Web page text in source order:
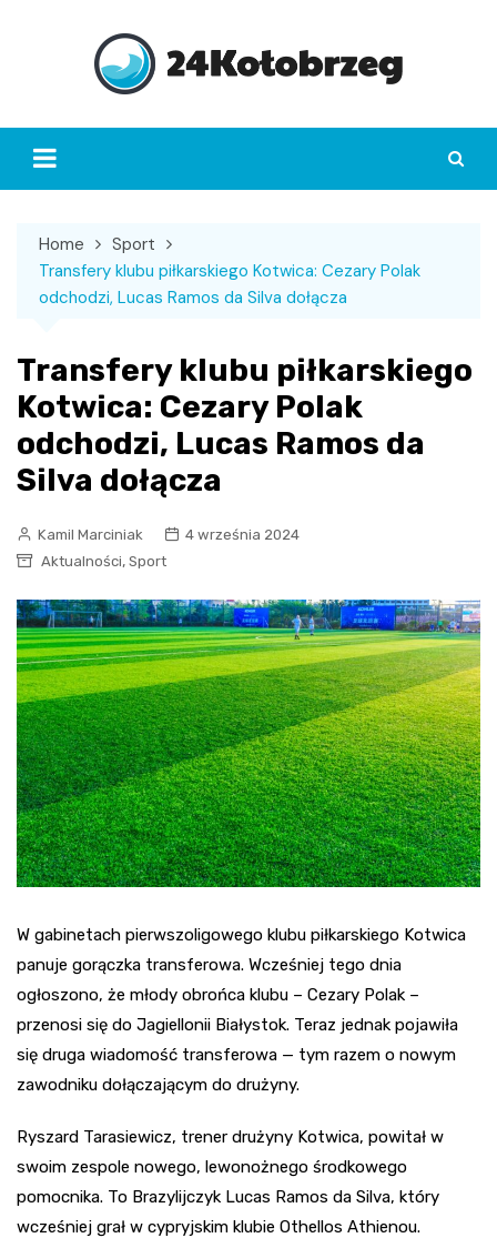
Home
Sport
Transfery klubu piłkarskiego Kotwica: Cezary Polak
odchodzi, Lucas Ramos da Silva dołącza
Transfery klubu piłkarskiego
Kotwica: Cezary Polak
odchodzi, Lucas Ramos da
Silva dołącza
Kamil Marciniak
4 września 2024
Aktualności, Sport
W gabinetach pierwszoligowego klubu piłkarskiego Kotwica
panuje gorączka transferowa. Wcześniej tego dnia
ogłoszono, że młody obrońca klubu – Cezary Polak –
przenosi się do Jagiellonii Białystok. Teraz jednak pojawiła
się druga wiadomość transferowa — tym razem o nowym
zawodniku dołączającym do drużyny.
Ryszard Tarasiewicz, trener drużyny Kotwica, powitał w
swoim zespole nowego, lewonożnego środkowego
pomocnika. To Brazylijczyk Lucas Ramos da Silva, który
wcześniej grał w cypryjskim klubie Othellos Athienou.